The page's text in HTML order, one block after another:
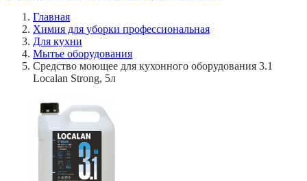
Главная
Химия для уборки профессиональная
Для кухни
Мытье оборудования
Средство моющее для кухонного оборудования 3.1
Localan Strong, 5л